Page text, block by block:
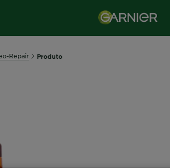
Repair Produto